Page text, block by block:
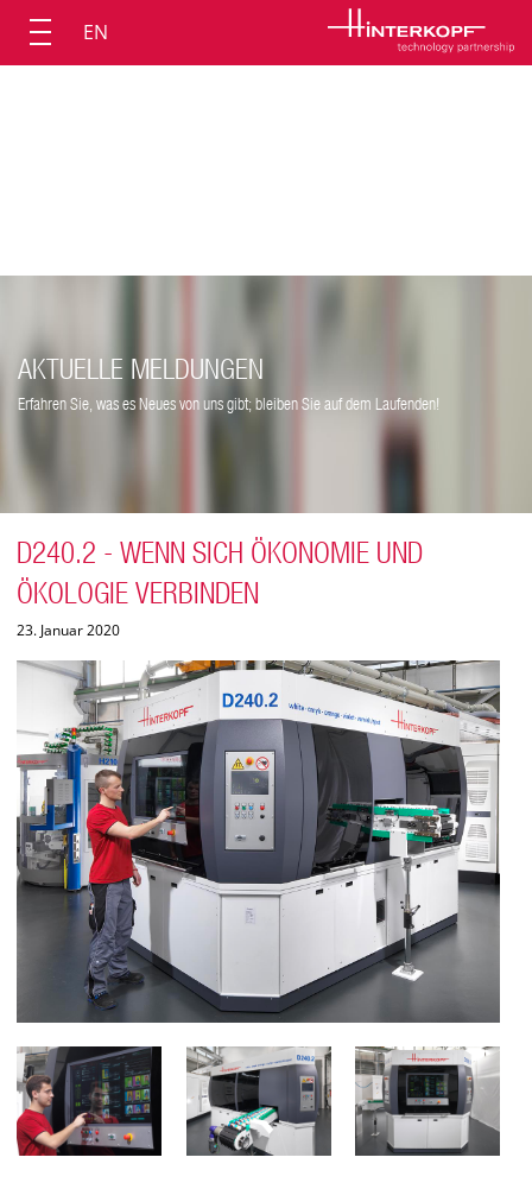
EN
AKTUELLE MELDUNGEN
Erfahren Sie, was es Neues von uns gibt; bleiben Sie auf dem Laufenden!
D240.2 - WENN SICH ÖKONOMIE UND
ÖKOLOGIE VERBINDEN
23. Januar 2020